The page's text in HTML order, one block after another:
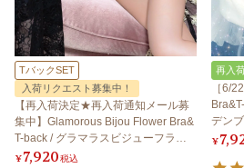
TバックSET
入荷リクエスト募集中！
【再入荷決定★再入荷通知メール募
集中】Glamorous Bijou Flower Bra&
T-back / グラマラスビジューフラワ
ーブラ＆Tバック
¥7,920税込
再入
［6/
デン
¥